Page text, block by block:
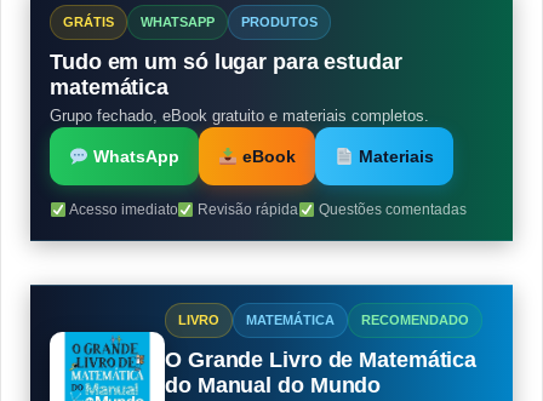
GRÁTIS WHATSAPP PRODUTOS
Tudo em um só lugar para estudar
matemática
Grupo fechado, eBook gratuito e materiais completos.
WhatsApp eBook Materiais
Acesso imediato Revisão rápida Questões comentadas
LIVRO MATEMÁTICA RECOMENDADO
O Grande Livro de Matemática
do Manual do Mundo